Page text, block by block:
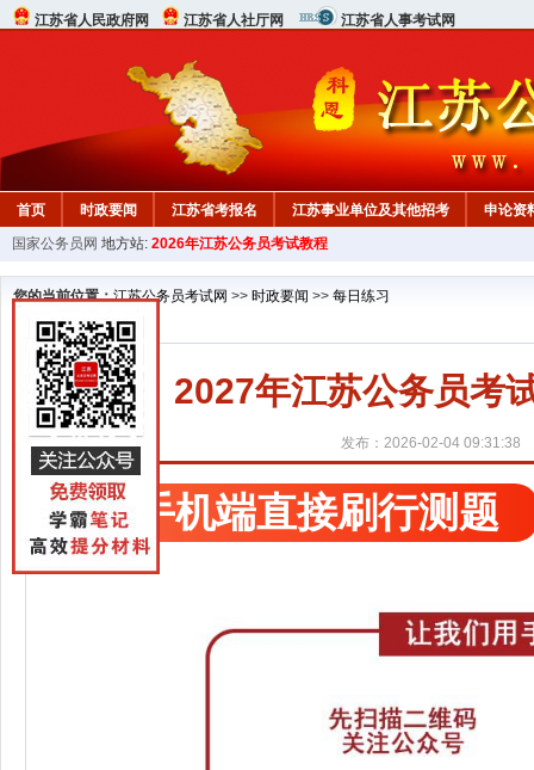
江苏省人民政府网 江苏省人社厅网 江苏省人事考试网
首页 时政要闻 江苏省考报名 江苏事业单位及其他招考
申论资
国家公务员网 地方站: 2026年江苏公务员考试教程
您的当前位置：江苏公务员考试网 >> 时政要闻 >> 每日练习
2027年江苏公务员考
发布：2026-02-04 09:31:38
手机端直接刷行测题